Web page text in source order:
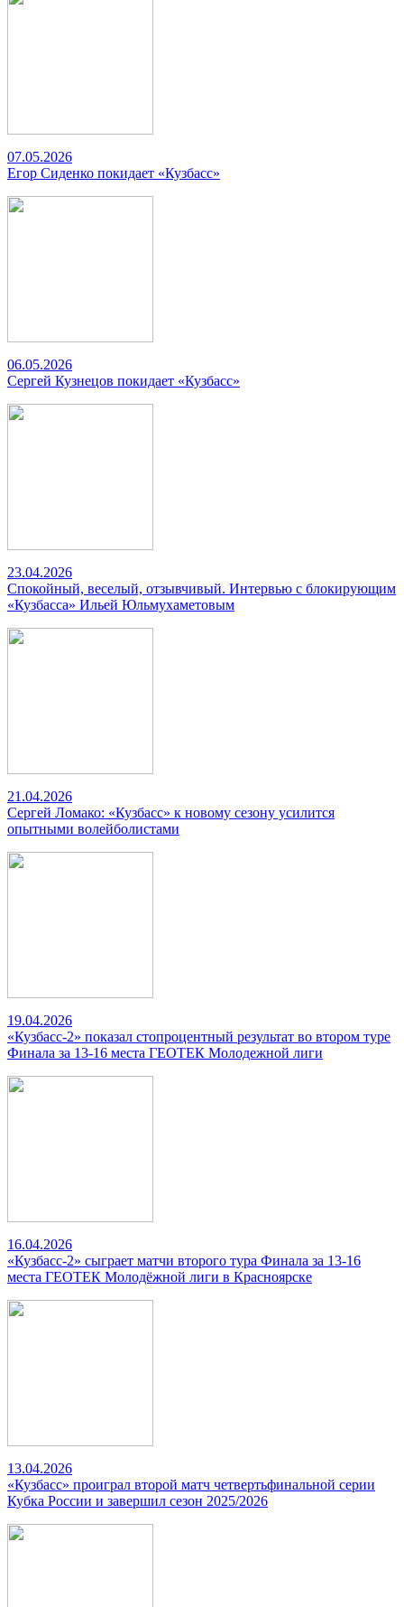
07.05.2026
Егор Сиденко покидает «Кузбасс»
06.05.2026
Сергей Кузнецов покидает «Кузбасс»
23.04.2026
Спокойный, веселый, отзывчивый. Интервью с блокирующим
«Кузбасса» Ильей Юльмухаметовым
21.04.2026
Сергей Ломако: «Кузбасс» к новому сезону усилится
опытными волейболистами
19.04.2026
«Кузбасс-2» показал стопроцентный результат во втором туре
Финала за 13-16 места ГЕОТЕК Молодежной лиги
16.04.2026
«Кузбасс-2» сыграет матчи второго тура Финала за 13-16
места ГЕОТЕК Молодёжной лиги в Красноярске
13.04.2026
«Кузбасс» проиграл второй матч четвертьфинальной серии
Кубка России и завершил сезон 2025/2026